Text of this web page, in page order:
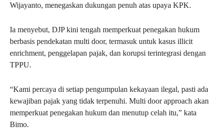
Wijayanto, menegaskan dukungan penuh atas upaya KPK.
Ia menyebut, DJP kini tengah memperkuat penegakan hukum
berbasis pendekatan multi door, termasuk untuk kasus illicit
enrichment, penggelapan pajak, dan korupsi terintegrasi dengan
TPPU.
“Kami percaya di setiap pengumpulan kekayaan ilegal, pasti ada
kewajiban pajak yang tidak terpenuhi. Multi door approach akan
memperkuat penegakan hukum dan menutup celah itu,” kata
Bimo.